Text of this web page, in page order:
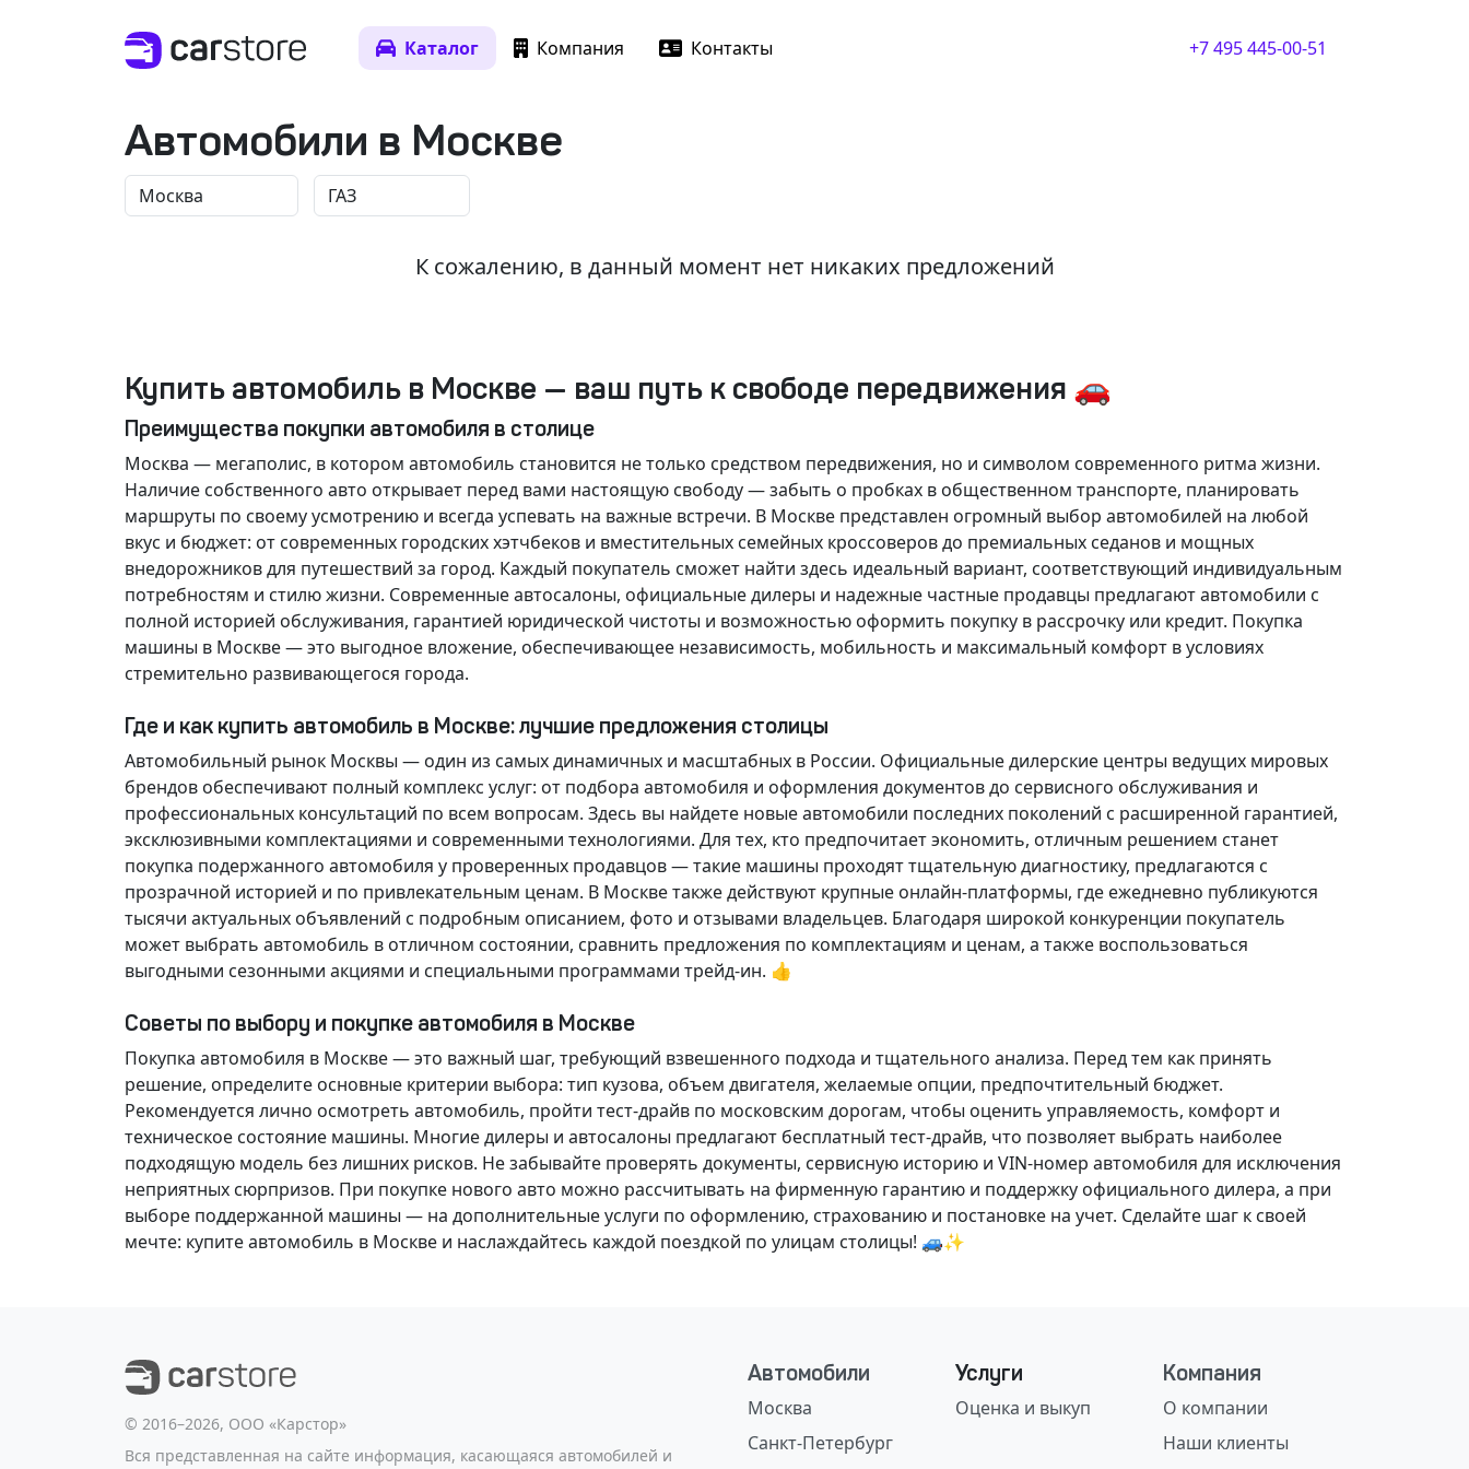
Каталог Компания Контакты +7 495 445-00-51
Автомобили в Москве
К сожалению, в данный момент нет никаких предложений
Купить автомобиль в Москве — ваш путь к свободе передвижения 🚗
Преимущества покупки автомобиля в столице
Москва — мегаполис, в котором автомобиль становится не только средством передвижения, но и символом современного ритма жизни.
Наличие собственного авто открывает перед вами настоящую свободу — забыть о пробках в общественном транспорте, планировать
маршруты по своему усмотрению и всегда успевать на важные встречи. В Москве представлен огромный выбор автомобилей на любой
вкус и бюджет: от современных городских хэтчбеков и вместительных семейных кроссоверов до премиальных седанов и мощных
внедорожников для путешествий за город. Каждый покупатель сможет найти здесь идеальный вариант, соответствующий индивидуальным
потребностям и стилю жизни. Современные автосалоны, официальные дилеры и надежные частные продавцы предлагают автомобили с
полной историей обслуживания, гарантией юридической чистоты и возможностью оформить покупку в рассрочку или кредит. Покупка
машины в Москве — это выгодное вложение, обеспечивающее независимость, мобильность и максимальный комфорт в условиях
стремительно развивающегося города.
Где и как купить автомобиль в Москве: лучшие предложения столицы
Автомобильный рынок Москвы — один из самых динамичных и масштабных в России. Официальные дилерские центры ведущих мировых
брендов обеспечивают полный комплекс услуг: от подбора автомобиля и оформления документов до сервисного обслуживания и
профессиональных консультаций по всем вопросам. Здесь вы найдете новые автомобили последних поколений с расширенной гарантией,
эксклюзивными комплектациями и современными технологиями. Для тех, кто предпочитает экономить, отличным решением станет
покупка подержанного автомобиля у проверенных продавцов — такие машины проходят тщательную диагностику, предлагаются с
прозрачной историей и по привлекательным ценам. В Москве также действуют крупные онлайн-платформы, где ежедневно публикуются
тысячи актуальных объявлений с подробным описанием, фото и отзывами владельцев. Благодаря широкой конкуренции покупатель
может выбрать автомобиль в отличном состоянии, сравнить предложения по комплектациям и ценам, а также воспользоваться
выгодными сезонными акциями и специальными программами трейд-ин. 👍
Советы по выбору и покупке автомобиля в Москве
Покупка автомобиля в Москве — это важный шаг, требующий взвешенного подхода и тщательного анализа. Перед тем как принять
решение, определите основные критерии выбора: тип кузова, объем двигателя, желаемые опции, предпочтительный бюджет.
Рекомендуется лично осмотреть автомобиль, пройти тест-драйв по московским дорогам, чтобы оценить управляемость, комфорт и
техническое состояние машины. Многие дилеры и автосалоны предлагают бесплатный тест-драйв, что позволяет выбрать наиболее
подходящую модель без лишних рисков. Не забывайте проверять документы, сервисную историю и VIN-номер автомобиля для исключения
неприятных сюрпризов. При покупке нового авто можно рассчитывать на фирменную гарантию и поддержку официального дилера, а при
выборе поддержанной машины — на дополнительные услуги по оформлению, страхованию и постановке на учет. Сделайте шаг к своей
мечте: купите автомобиль в Москве и наслаждайтесь каждой поездкой по улицам столицы! 🚙✨
©️ 2016–2026, ООО «Карстор»
Вся представленная на сайте информация, касающаяся автомобилей и
Автомобили
Москва
Санкт-Петербург
Услуги
Оценка и выкуп
Компания
О компании
Наши клиенты